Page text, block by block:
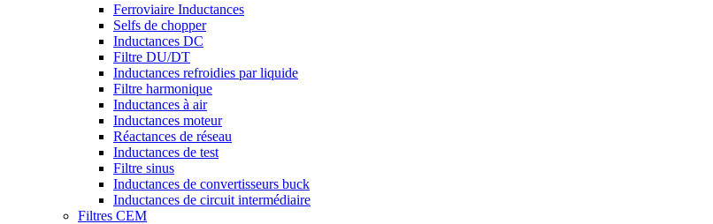
Ferroviaire Inductances
Selfs de chopper
Inductances DC
Filtre DU/DT
Inductances refroidies par liquide
Filtre harmonique
Inductances à air
Inductances moteur
Réactances de réseau
Inductances de test
Filtre sinus
Inductances de convertisseurs buck
Inductances de circuit intermédiaire
Filtres CEM